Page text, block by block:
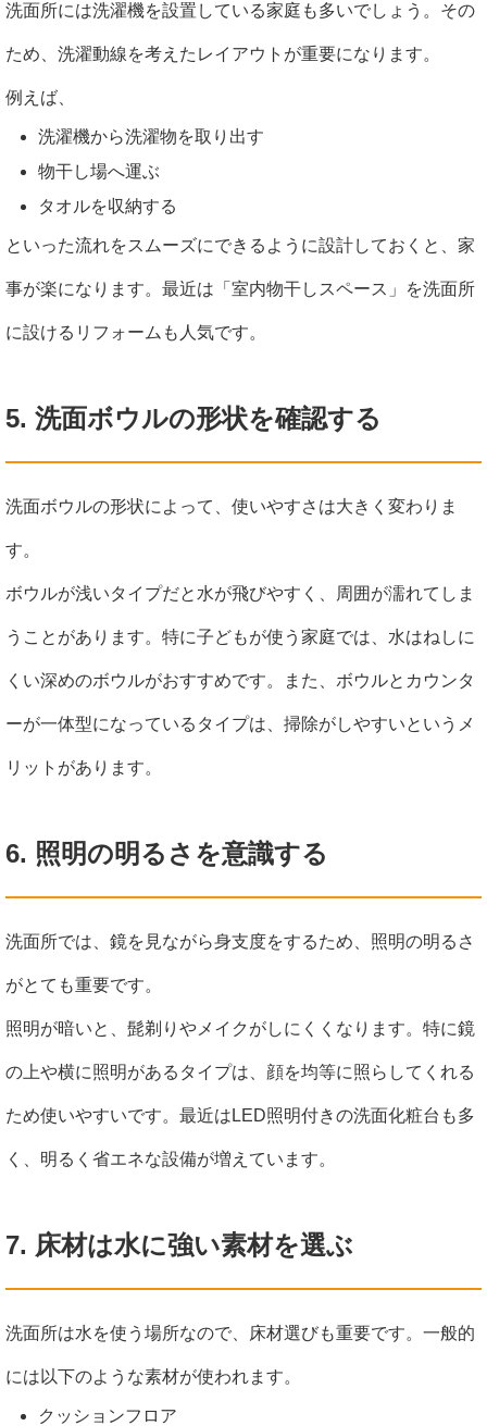
洗面所には洗濯機を設置している家庭も多いでしょう。その
ため、洗濯動線を考えたレイアウトが重要になります。
例えば、
洗濯機から洗濯物を取り出す
物干し場へ運ぶ
タオルを収納する
といった流れをスムーズにできるように設計しておくと、家
事が楽になります。最近は「室内物干しスペース」を洗面所
に設けるリフォームも人気です。
5. 洗面ボウルの形状を確認する
洗面ボウルの形状によって、使いやすさは大きく変わりま
す。
ボウルが浅いタイプだと水が飛びやすく、周囲が濡れてしま
うことがあります。特に子どもが使う家庭では、水はねしに
くい深めのボウルがおすすめです。また、ボウルとカウンタ
ーが一体型になっているタイプは、掃除がしやすいというメ
リットがあります。
6. 照明の明るさを意識する
洗面所では、鏡を見ながら身支度をするため、照明の明るさ
がとても重要です。
照明が暗いと、髭剃りやメイクがしにくくなります。特に鏡
の上や横に照明があるタイプは、顔を均等に照らしてくれる
ため使いやすいです。最近はLED照明付きの洗面化粧台も多
く、明るく省エネな設備が増えています。
7. 床材は水に強い素材を選ぶ
洗面所は水を使う場所なので、床材選びも重要です。一般的
には以下のような素材が使われます。
クッションフロア